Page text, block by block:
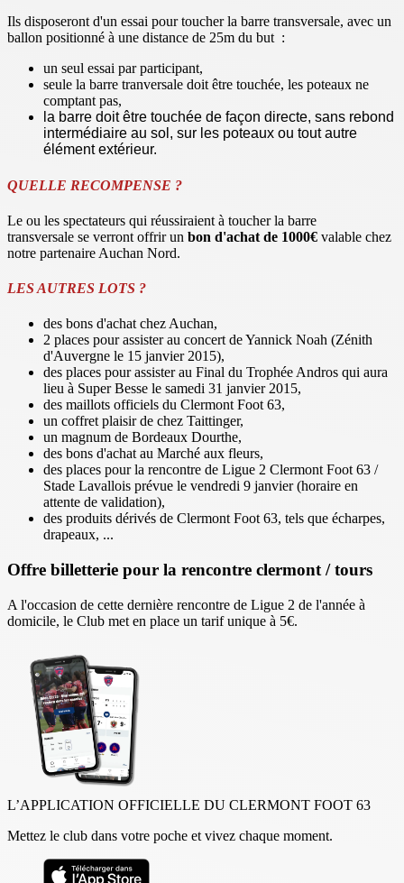
Ils disposeront d'un essai pour toucher la barre transversale, avec un
ballon positionné à une distance de 25m du but :
un seul essai par participant,
seule la barre tranversale doit être touchée, les poteaux ne
comptant pas,
la barre doit être touchée de façon directe, sans rebond
intermédiaire au sol, sur les poteaux ou tout autre
élément extérieur.
QUELLE RECOMPENSE ?
Le ou les spectateurs qui réussiraient à toucher la barre
transversale se verront offrir un bon d'achat de 1000€ valable chez
notre partenaire Auchan Nord.
LES AUTRES LOTS ?
des bons d'achat chez Auchan,
2 places pour assister au concert de Yannick Noah (Zénith
d'Auvergne le 15 janvier 2015),
des places pour assister au Final du Trophée Andros qui aura
lieu à Super Besse le samedi 31 janvier 2015,
des maillots officiels du Clermont Foot 63,
un coffret plaisir de chez Taittinger,
un magnum de Bordeaux Dourthe,
des bons d'achat au Marché aux fleurs,
des places pour la rencontre de Ligue 2 Clermont Foot 63 /
Stade Lavallois prévue le vendredi 9 janvier (horaire en
attente de validation),
des produits dérivés de Clermont Foot 63, tels que écharpes,
drapeaux, ...
Offre billetterie pour la rencontre clermont / tours
A l'occasion de cette dernière rencontre de Ligue 2 de l'année à
domicile, le Club met en place un tarif unique à 5€.
L’APPLICATION OFFICIELLE DU CLERMONT FOOT 63
Mettez le club dans votre poche et vivez chaque moment.